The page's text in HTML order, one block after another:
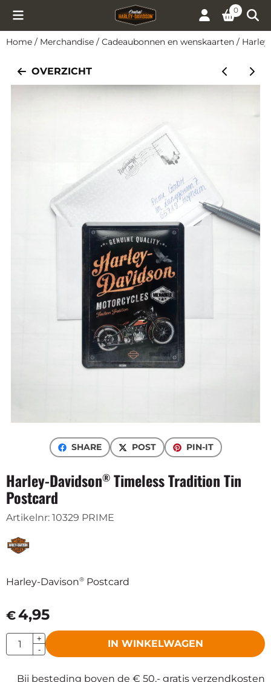
Cookievoorkeuren zijn momenteel gesloten. 0
Home / Merchandise / Cadeaubonnen en wenskaarten /
OVERZICHT
SHARE POST PIN-IT
Harley-Davidson® Timeless Tradition Tin
Postcard
Artikelnr: 10329 PRIME
Harley-Davison® Postcard
€4,95
Aantal
+
-
IN WINKELWAGEN
Bij besteding boven de € 50,- gratis verzendkosten